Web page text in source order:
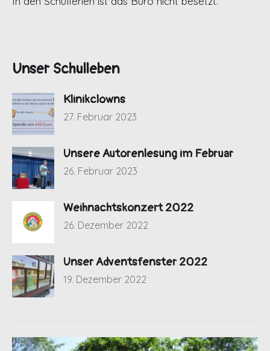
Unser Schulleben
Klinikclowns
27. Februar 2023
Unsere Autorenlesung im Februar
26. Februar 2023
Weihnachtskonzert 2022
26. Dezember 2022
Unser Adventsfenster 2022
19. Dezember 2022